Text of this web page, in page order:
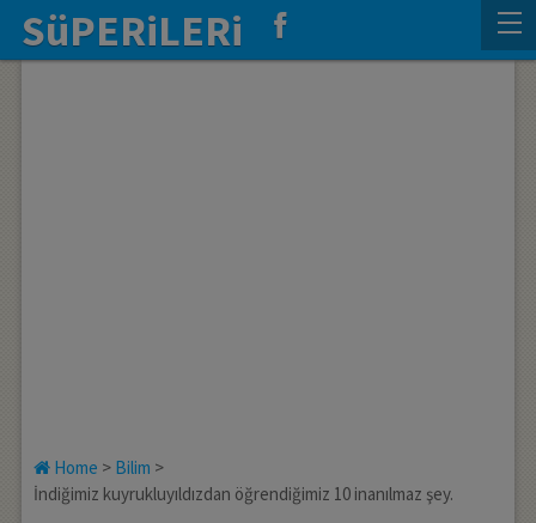
SüPERiLERi
Home > Bilim >
İndiğimiz kuyrukluyıldızdan öğrendiğimiz 10 inanılmaz şey.